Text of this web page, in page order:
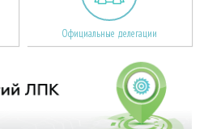
Официальные делегации